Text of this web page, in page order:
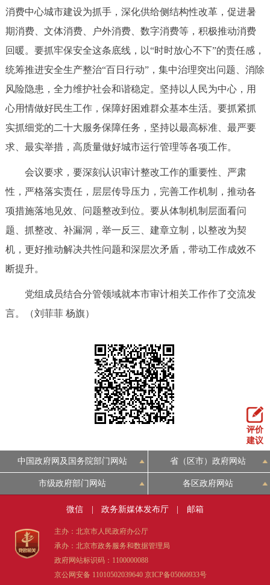
ITALIANO
消费中心城市建设为抓手，深化供给侧结构性改革，促进暑
期消费、文体消费、户外消费、数字消费等，积极推动消费
回暖。要抓牢保安全这条底线，以“时时放心不下”的责任感，
统筹推进安全生产整治“百日行动”，集中治理突出问题、消除
风险隐患，全力维护社会和谐稳定。坚持以人民为中心，用
心用情做好民生工作，保障好困难群众基本生活。要抓紧抓
实抓细党的二十大服务保障任务，坚持以最高标准、最严要
求、最实举措，高质量做好城市运行管理等各项工作。
会议要求，要深刻认识审计整改工作的重要性、严肃
性，严格落实责任，层层传导压力，完善工作机制，推动各
项措施落地见效、问题整改到位。要从体制机制层面看问
题、抓整改、补漏洞，举一反三、建章立制，以整改为契
机，更好推动解决共性问题和深层次矛盾，带动工作成效不
断提升。
党组成员结合分管领域就本市审计相关工作作了交流发
言。（刘菲菲 杨旗）
评价
建议
中国政府网及国务院部门网站 省（区市）政府网站
市级政府部门网站 各区政府网站
微信 政务新媒体发布厅 邮箱
主办：北京市人民政府办公厅
承办：北京市政务服务和数据管理局
政府网站标识码：1100000088
京公网安备 11010502039640 京ICP备05060933号